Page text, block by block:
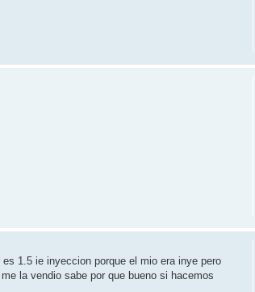
1.5 ie inyeccion porque el mio era inye pero
la vendio sabe por que bueno si hacemos